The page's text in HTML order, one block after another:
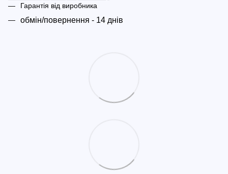
Гарантія від виробника
обмін/повернення - 14 днів